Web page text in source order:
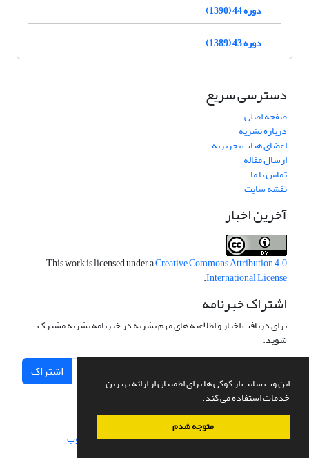
این وب سایت از کوکی ها برای اطمینان از ارائه بهترین
خدمات استفاده می کند.
متوجه شدم
دوره 44 (1390)
دوره 43 (1389)
دسترسی سریع
صفحه اصلی
درباره نشریه
اعضای هیات تحریریه
ارسال مقاله
تماس با ما
نقشه سایت
آخرین اخبار
This work is licensed under aCreative Commons Attribution 4.0
International License
.
اشتراک خبرنامه
برای دریافت اخبار و اطلاعیه های مهم نشریه در خبرنامه نشریه مشترک
شوید.
اشتراک
سامانه مدیریت نشریات علمی.طراحی و پیاده سازی از سیناوب